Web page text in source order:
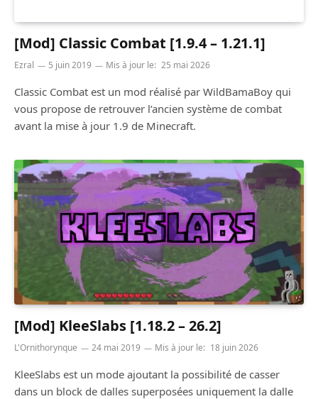
[Mod] Classic Combat [1.9.4 – 1.21.1]
Ezral 5 juin 2019 Mis à jour le: 25 mai 2026
Classic Combat est un mod réalisé par WildBamaBoy qui
vous propose de retrouver l’ancien système de combat
avant la mise à jour 1.9 de Minecraft.
[Mod] KleeSlabs [1.18.2 – 26.2]
L'Ornithorynque 24 mai 2019 Mis à jour le: 18 juin 2026
KleeSlabs est un mode ajoutant la possibilité de casser
dans un block de dalles superposées uniquement la dalle